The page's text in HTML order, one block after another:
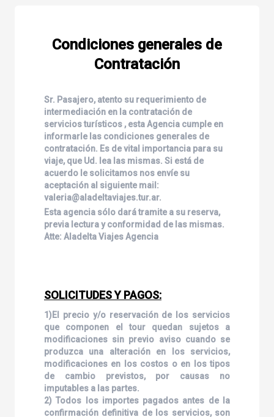
Condiciones generales de
Contratación
Sr. Pasajero, atento su requerimiento de
intermediación en la contratación de
servicios turísticos , esta Agencia cumple en
informarle las condiciones generales de
contratación. Es de vital importancia para su
viaje, que Ud. lea las mismas. Si está de
acuerdo le solicitamos nos envíe su
aceptación al siguiente mail:
valeria@aladeltaviajes.tur.ar.
Esta agencia sólo dará tramite a su reserva,
previa lectura y conformidad de las mismas.
Atte: Aladelta Viajes Agencia
SOLICITUDES Y PAGOS:
1)El precio y/o reservación de los servicios
que componen el tour quedan sujetos a
modificaciones sin previo aviso cuando se
produzca una alteración en los servicios,
modificaciones en los costos o en los tipos
de cambio previstos, por causas no
imputables a las partes.
2) Todos los importes pagados antes de la
confirmación definitiva de los servicios, son